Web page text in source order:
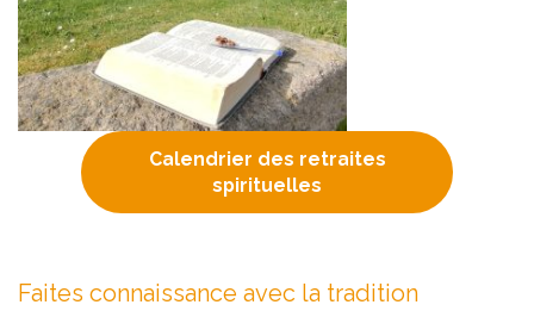
Calendrier des retraites
spirituelles
Faites connaissance avec la tradition